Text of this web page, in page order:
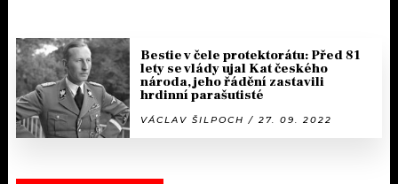
Bestie v čele protektorátu: Před 81
lety se vlády ujal Kat českého
národa, jeho řádění zastavili
hrdinní parašutisté
VÁCLAV ŠILPOCH / 27. 09. 2022